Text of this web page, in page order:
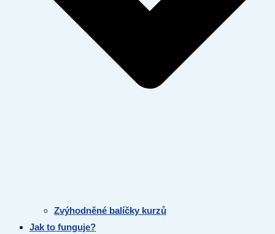
Zvýhodněné balíčky kurzů
Jak to funguje?